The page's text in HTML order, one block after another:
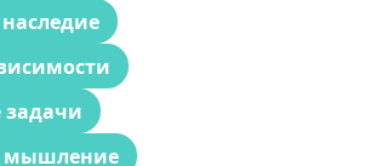
задачи
мышление